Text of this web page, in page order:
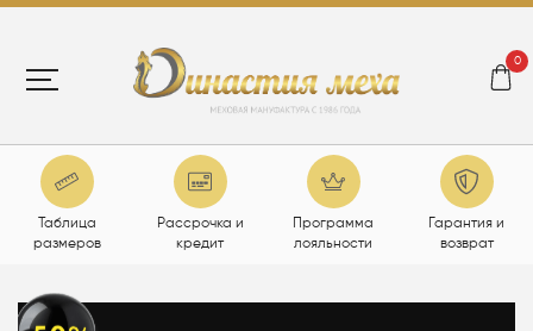
0
Таблица
размеров
Рассрочка и
кредит
Программа
лояльности
Гарантия и
возврат